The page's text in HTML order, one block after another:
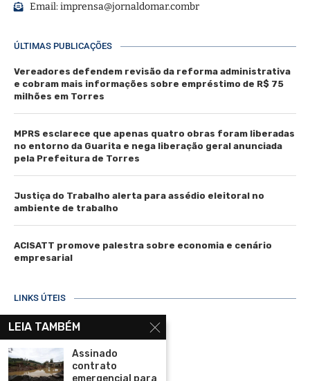
Email:imprensa@jornaldomar.combr
ÚLTIMAS PUBLICAÇÕES
Vereadores defendem revisão da reforma administrativa
e cobram mais informações sobre empréstimo de R$ 75
milhões em Torres
MPRS esclarece que apenas quatro obras foram liberadas
no entorno da Guarita e nega liberação geral anunciada
pela Prefeitura de Torres
Justiça do Trabalho alerta para assédio eleitoral no
ambiente de trabalho
ACISATT promove palestra sobre economia e cenário
empresarial
LINKS ÚTEIS
Home
Assinar
Contato
LEIA TAMBÉM
Assinado
contrato
emergencial para